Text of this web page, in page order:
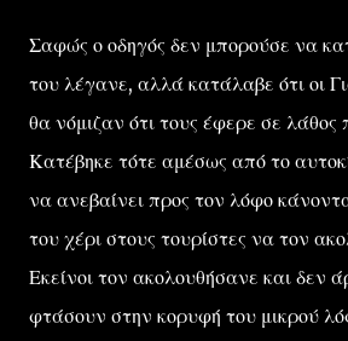
Σαφώς ο οδηγός δεν μπορούσε να
του λέγανε, αλλά κατάλαβε ότι οι
θα νόμιζαν ότι τους έφερε σε λάθος
Κατέβηκε τότε αμέσως από το
να ανεβαίνει προς τον λόφο
του χέρι στους τουρίστες να τον
Εκείνοι τον ακολουθήσανε και δεν
φτάσουν στην κορυφή του μικρού